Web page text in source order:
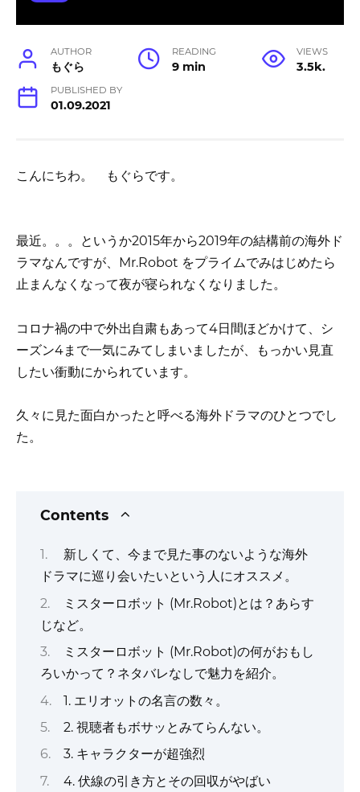
AUTHOR
もぐら
READING
9 min
VIEWS
3.5k.
PUBLISHED BY
01.09.2021
こんにちわ。 もぐらです。
最近。。。というか2015年から2019年の結構前の海外ド
ラマなんですが、Mr.Robot をプライムでみはじめたら
止まんなくなって夜が寝られなくなりました。
コロナ禍の中で外出自粛もあって4日間ほどかけて、シ
ーズン4まで一気にみてしまいましたが、もっかい見直
したい衝動にかられています。
久々に見た面白かったと呼べる海外ドラマのひとつでし
た。
Contents
新しくて、今まで見た事のないような海外
ドラマに巡り会いたいという人にオススメ。
ミスターロボット (Mr.Robot)とは？あらす
じなど。
ミスターロボット (Mr.Robot)の何がおもし
ろいかって？ネタバレなしで魅力を紹介。
1. エリオットの名言の数々。
2. 視聴者もボサッとみてらんない。
3. キャラクターが超強烈
4. 伏線の引き方とその回収がやばい